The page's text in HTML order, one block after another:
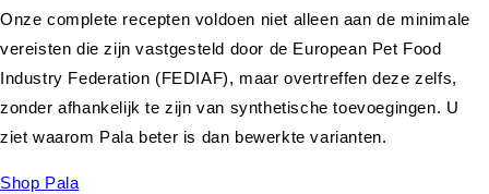
Onze complete recepten voldoen niet alleen aan de minimale
vereisten die zijn vastgesteld door de European Pet Food
Industry Federation (FEDIAF), maar overtreffen deze zelfs,
zonder afhankelijk te zijn van synthetische toevoegingen. U
ziet waarom Pala beter is dan bewerkte varianten.
Shop Pala